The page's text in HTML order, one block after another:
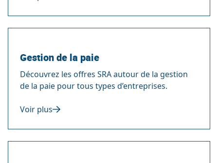
Gestion de la paie
Découvrez les offres SRA autour de la gestion
de la paie pour tous types d’entreprises.
Voir plus